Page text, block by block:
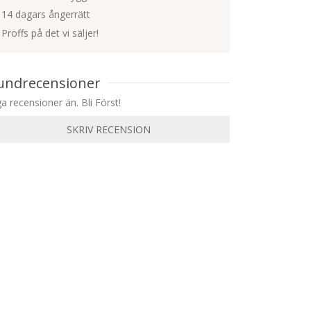
14 dagars ångerrätt
Proffs på det vi säljer!
recensioner än. Bli Först!
SKRIV RECENSION